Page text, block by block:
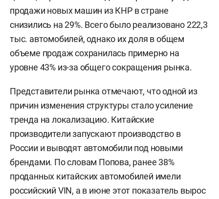
продажи новых машин из КНР в стране
снизились на 29%. Всего было реализовано 222,3
тыс. автомобилей, однако их доля в общем
объеме продаж сохранилась примерно на
уровне 43% из-за общего сокращения рынка.
Представители рынка отмечают, что одной из
причин изменения структуры стало усиление
тренда на локализацию. Китайские
производители запускают производство в
России и выводят автомобили под новыми
брендами. По словам Попова, ранее 38%
проданных китайских автомобилей имели
российский VIN, а в июне этот показатель вырос